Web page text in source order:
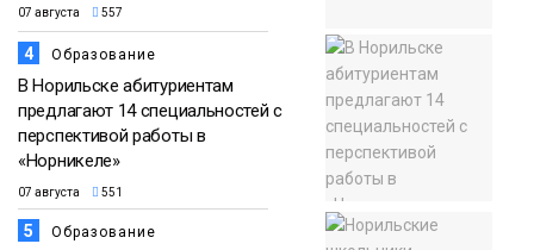
07 августа 557
4 Образование
В Норильске абитуриентам
предлагают 14 специальностей с
перспективой работы в
«Норникеле»
07 августа 551
5 Образование